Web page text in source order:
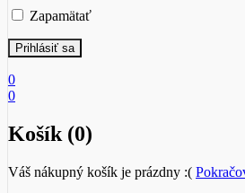
Zapamätať
0
0
Košík (0)
Váš nákupný košík je prázdny :(